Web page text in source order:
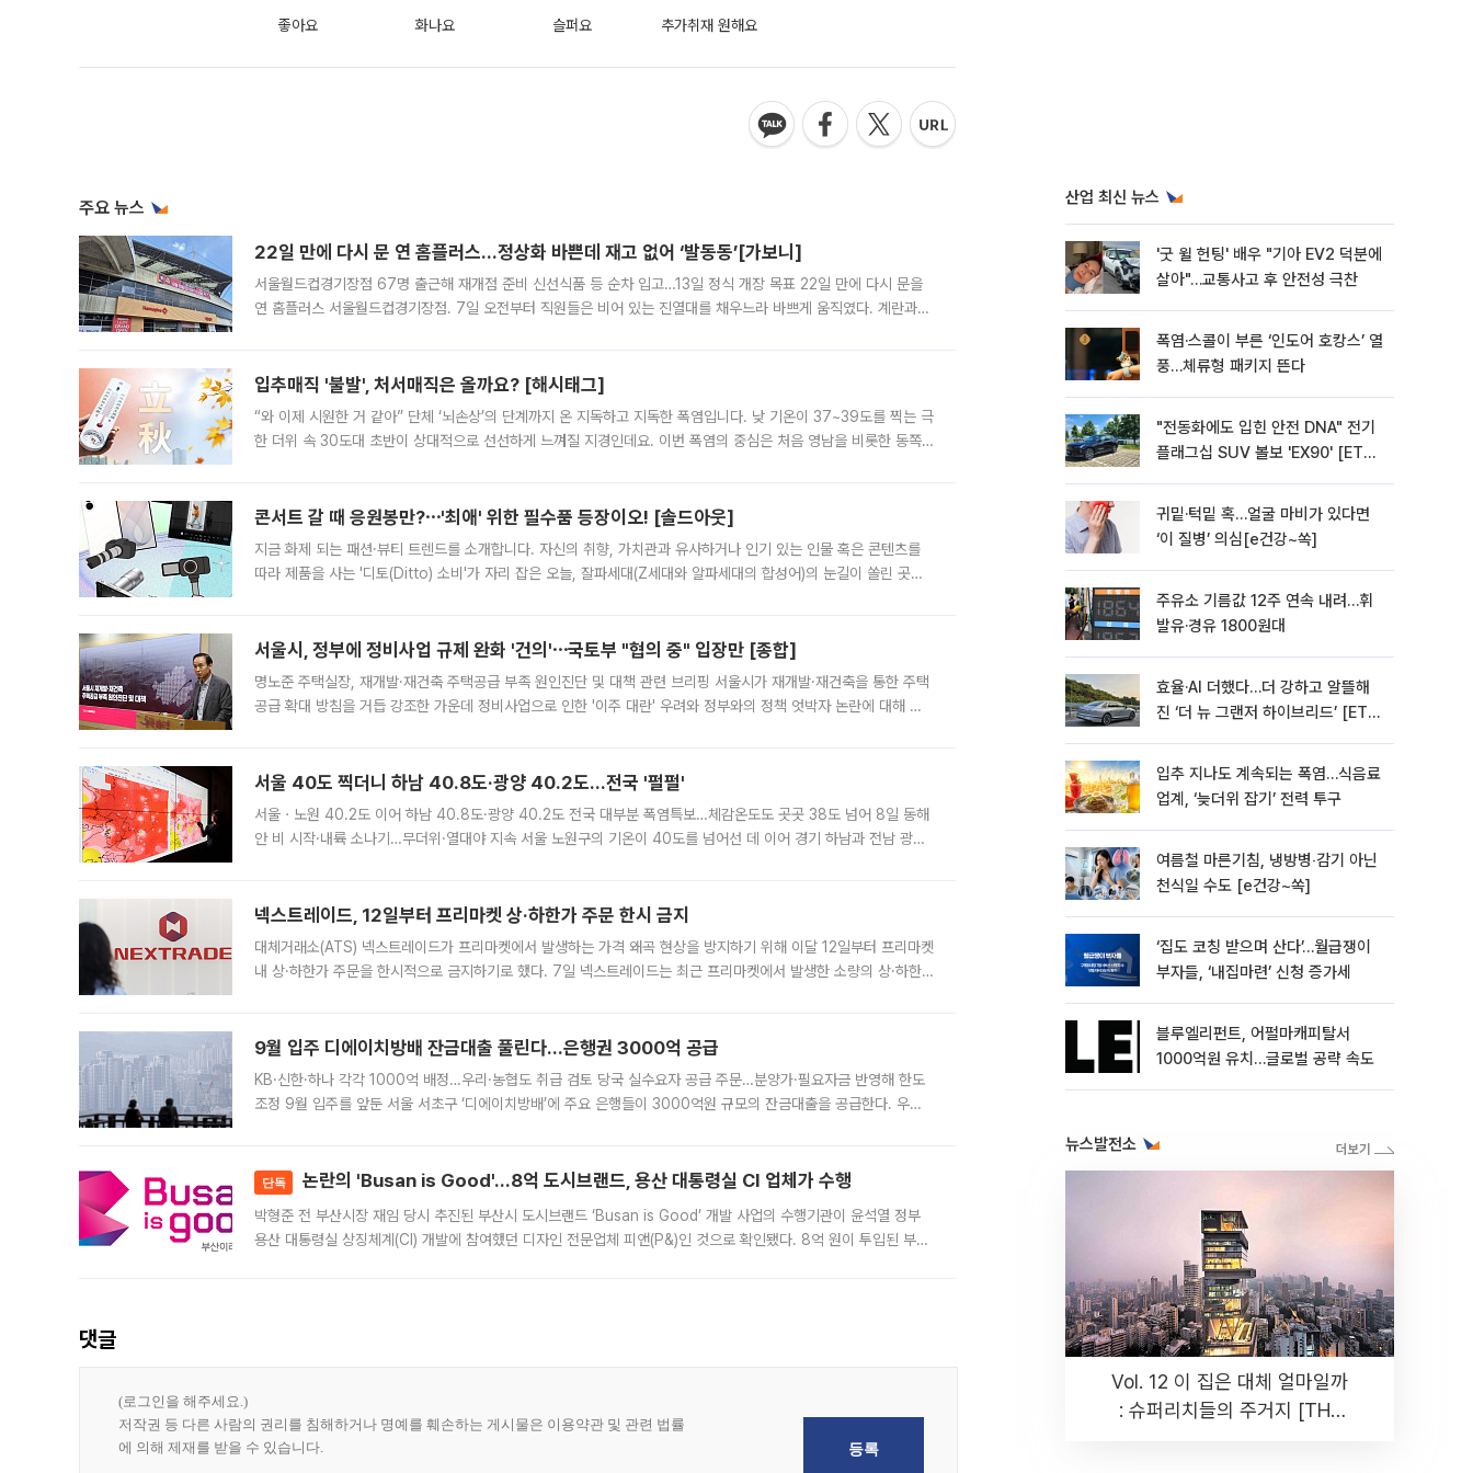
좋아요 화나요 슬퍼요 추가취재 원해요
주요 뉴스
22일 만에 다시 문 연 홈플러스…정상화 바쁜데 재고 없어 ‘발동동’[가보니]
서울월드컵경기장점 67명 출근해 재개점 준비 신선식품 등 순차 입고…13일 정식 개장 목표 22일 만에 다시 문을
연 홈플러스 서울월드컵경기장점. 7일 오전부터 직원들은 비어 있는 진열대를 채우느라 바쁘게 움직였다. 계란과
입추매직 '불발', 처서매직은 올까요? [해시태그]
“와 이제 시원한 거 같아” 단체 ‘뇌손상’의 단계까지 온 지독하고 지독한 폭염입니다. 낮 기온이 37~39도를 찍는 극
한 더위 속 30도대 초반이 상대적으로 선선하게 느껴질 지경인데요. 이번 폭염의 중심은 처음 영남을 비롯한 동쪽
콘서트 갈 때 응원봉만?⋯'최애' 위한 필수품 등장이오! [솔드아웃]
지금 화제 되는 패션·뷰티 트렌드를 소개합니다. 자신의 취향, 가치관과 유사하거나 인기 있는 인물 혹은 콘텐츠를
따라 제품을 사는 '디토(Ditto) 소비'가 자리 잡은 오늘, 잘파세대(Z세대와 알파세대의 합성어)의 눈길이 쏠린 곳은
서울시, 정부에 정비사업 규제 완화 '건의'⋯국토부 "협의 중" 입장만 [종합]
명노준 주택실장, 재개발·재건축 주택공급 부족 원인진단 및 대책 관련 브리핑 서울시가 재개발·재건축을 통한 주택
공급 확대 방침을 거듭 강조한 가운데 정비사업으로 인한 '이주 대란' 우려와 정부와의 정책 엇박자 논란에 대해 정
서울 40도 찍더니 하남 40.8도·광양 40.2도…전국 '펄펄'
서울ㆍ노원 40.2도 이어 하남 40.8도·광양 40.2도 전국 대부분 폭염특보…체감온도도 곳곳 38도 넘어 8일 동해
안 비 시작·내륙 소나기…무더위·열대야 지속 서울 노원구의 기온이 40도를 넘어선 데 이어 경기 하남과 전남 광양
넥스트레이드, 12일부터 프리마켓 상·하한가 주문 한시 금지
대체거래소(ATS) 넥스트레이드가 프리마켓에서 발생하는 가격 왜곡 현상을 방지하기 위해 이달 12일부터 프리마켓
내 상·하한가 주문을 한시적으로 금지하기로 했다. 7일 넥스트레이드는 최근 프리마켓에서 발생한 소량의 상·하한
9월 입주 디에이치방배 잔금대출 풀린다…은행권 3000억 공급
KB·신한·하나 각각 1000억 배정…우리·농협도 취급 검토 당국 실수요자 공급 주문…분양가·필요자금 반영해 한도
조정 9월 입주를 앞둔 서울 서초구 ‘디에이치방배’에 주요 은행들이 3000억원 규모의 잔금대출을 공급한다. 우리
단독 논란의 'Busan is Good'…8억 도시브랜드, 용산 대통령실 CI 업체가 수행
박형준 전 부산시장 재임 당시 추진된 부산시 도시브랜드 ‘Busan is Good’ 개발 사업의 수행기관이 윤석열 정부
용산 대통령실 상징체계(CI) 개발에 참여했던 디자인 전문업체 피앤(P&)인 것으로 확인됐다. 8억 원이 투입된 부산
댓글
산업 최신 뉴스
'굿 윌 헌팅' 배우 "기아 EV2 덕분에
살아"…교통사고 후 안전성 극찬
폭염·스콜이 부른 ‘인도어 호캉스’ 열
풍…체류형 패키지 뜬다
"전동화에도 입힌 안전 DNA" 전기
플래그십 SUV 볼보 'EX90' [ET의
귀밑·턱밑 혹…얼굴 마비가 있다면
‘이 질병’ 의심[e건강~쏙]
주유소 기름값 12주 연속 내려…휘
발유·경유 1800원대
효율·AI 더했다…더 강하고 알뜰해
진 ‘더 뉴 그랜저 하이브리드’ [ET의
입추 지나도 계속되는 폭염…식음료
업계, ‘늦더위 잡기’ 전력 투구
여름철 마른기침, 냉방병‧감기 아닌
천식일 수도 [e건강~쏙]
‘집도 코칭 받으며 산다’…월급쟁이
부자들, ‘내집마련’ 신청 증가세
블루엘리펀트, 어펄마캐피탈서
1000억원 유치…글로벌 공략 속도
뉴스발전소
Vol. 12 이 집은 대체 얼마일까
: 슈퍼리치들의 주거지 [THE